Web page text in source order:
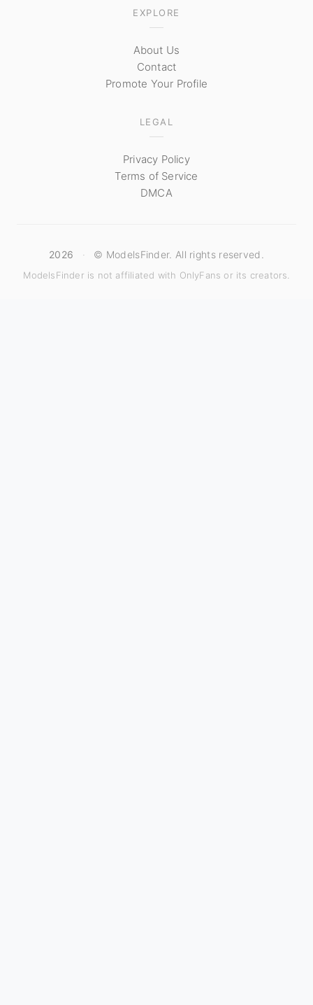
EXPLORE
About Us
Contact
Promote Your Profile
LEGAL
Privacy Policy
Terms of Service
DMCA
2026 · © ModelsFinder. All rights reserved.
ModelsFinder is not affiliated with OnlyFans or its creators.